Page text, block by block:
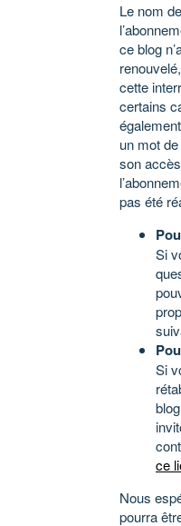
Le nom
ce blog
cette
certains
un mot
son
pas été
Si
Si
ce
Nous
pourra